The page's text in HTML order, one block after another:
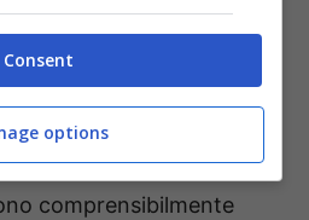
anni fa, ma adesso ha
web con una certa
comprensibilmente
Consent
options